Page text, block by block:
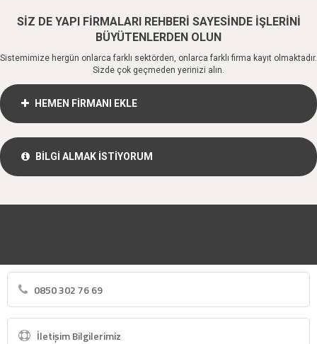
SİZ DE YAPI FİRMALARI REHBERİ SAYESİNDE İŞLERİNİ
BÜYÜTENLERDEN OLUN
Sistemimize hergün onlarca farklı sektörden, onlarca farklı firma kayıt olmaktadır.
Sizde çok geçmeden yerinizi alın.
HEMEN FİRMANI EKLE
BİLGİ ALMAK İSTİYORUM
0850 302 76 69
İletişim Bilgilerimiz